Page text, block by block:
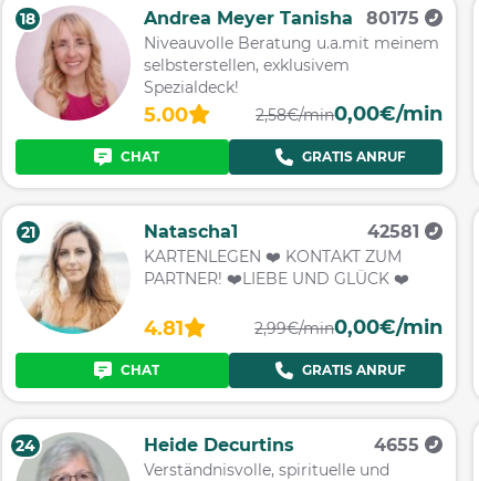
18 Andrea Meyer Tanisha 80175
Niveauvolle Beratung u.a.mit meinem
selbsterstellen, exklusivem
Spezialdeck!
5.00 2,58€/min0,00€/min
CHAT GRATIS ANRUF
21 Natascha1 42581
KARTENLEGEN ❤️ KONTAKT ZUM
PARTNER! ❤️LIEBE UND GLÜCK ❤️
4.81 2,99€/min0,00€/min
CHAT GRATIS ANRUF
24 Heide Decurtins 4655
Verständnisvolle, spirituelle und